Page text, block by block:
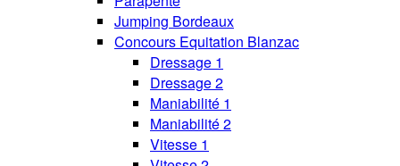
Jumping Bordeaux
Concours Equitation Blanzac
Dressage 1
Dressage 2
Maniabilité 1
Maniabilité 2
Vitesse 1